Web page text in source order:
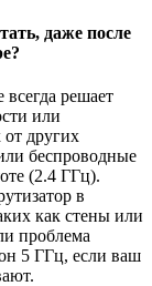
даже после
решает
или
от других
беспроводные
(2.4 ГГц).
в
как стены или
проблема
5 ГГц, если ваш